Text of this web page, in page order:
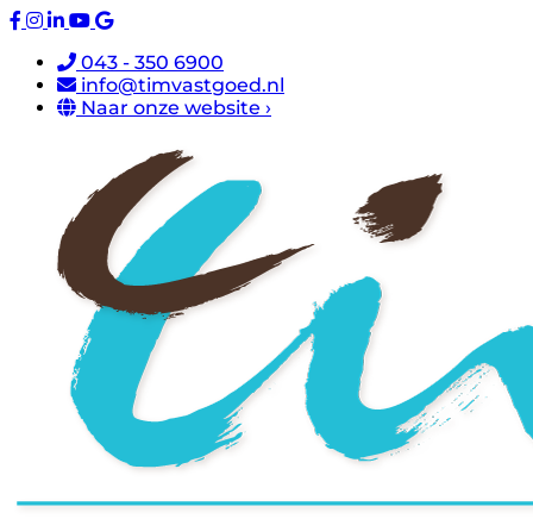
043 - 350 6900
info@timvastgoed.nl
Naar onze website ›